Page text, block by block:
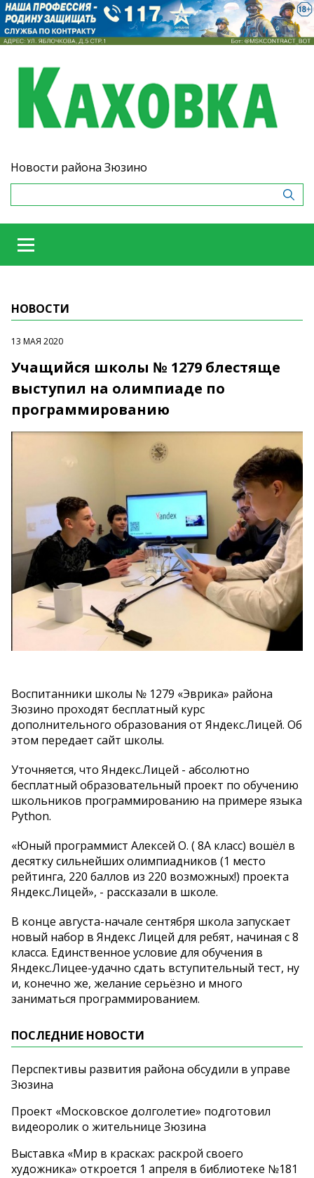
Новости района Зюзино
НОВОСТИ
13 МАЯ 2020
Учащийся школы № 1279 блестяще
выступил на олимпиаде по
программированию
Воспитанники школы № 1279 «Эврика» района
Зюзино проходят бесплатный курс
дополнительного образования от Яндекс.Лицей. Об
этом передает сайт школы.
Уточняется, что Яндекс.Лицей - абсолютно
бесплатный образовательный проект по обучению
школьников программированию на примере языка
Python.
«Юный программист Алексей О. ( 8А класс) вошёл в
десятку сильнейших олимпиадников (1 место
рейтинга, 220 баллов из 220 возможных!) проекта
Яндекс.Лицей», - рассказали в школе.
В конце августа-начале сентября школа запускает
новый набор в Яндекс Лицей для ребят, начиная с 8
класса. Единственное условие для обучения в
Яндекс.Лицее-удачно сдать вступительный тест, ну
и, конечно же, желание серьёзно и много
заниматься программированием.
ПОСЛЕДНИЕ НОВОСТИ
Перспективы развития района обсудили в управе
Зюзина
Проект «Московское долголетие» подготовил
видеоролик о жительнице Зюзина
Выставка «Мир в красках: раскрой своего
художника» откроется 1 апреля в библиотеке №181